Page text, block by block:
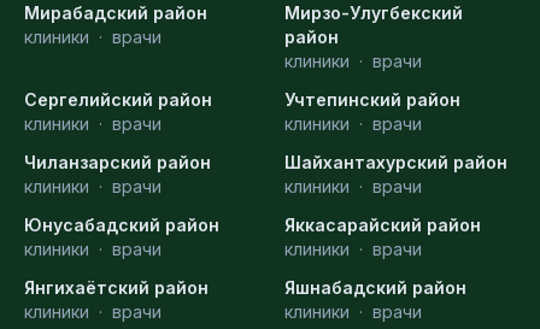
Мирабадский район
клиники · врачи
Мирзо-Улугбекский
район
клиники · врачи
Сергелийский район
клиники · врачи
Учтепинский район
клиники · врачи
Чиланзарский район
клиники · врачи
Шайхантахурский район
клиники · врачи
Юнусабадский район
клиники · врачи
Яккасарайский район
клиники · врачи
Янгихаётский район
клиники · врачи
Яшнабадский район
клиники · врачи